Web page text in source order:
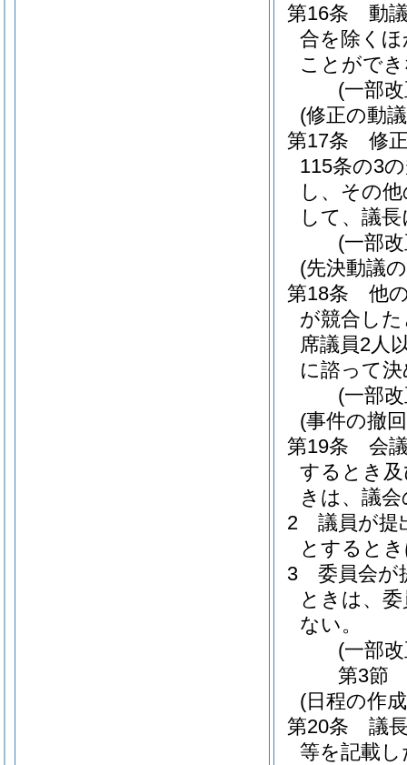
第16条
動
合を除く
ことがで
(一部
(修正の動
第17条
修
115条の3
し、その
して、議
(一部
(先決動議
第18条
他
が競合し
席議員2人
に諮って
(一部
(事件の撤
第19条
会
するとき
きは、議
2
議員が提
とすると
3
委員会が
ときは、
ない。
(一部
第3節
(日程の作
第20条
議
等を記載